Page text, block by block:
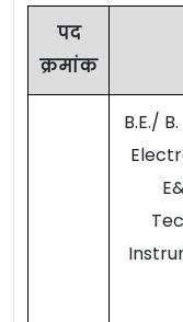
पद
क्रमांक
B.E./